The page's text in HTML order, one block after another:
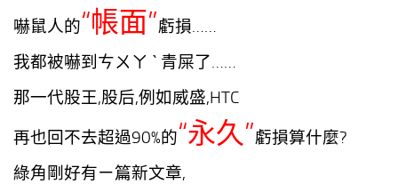
嚇鼠人的“帳面”虧損……
我都被嚇到ㄘㄨㄚ ˋ 青屎了……
那一代股王,股后,例如威盛,HTC
再也回不去超過90%的“永久”虧損算什麼?
綠角剛好有ㄧ篇新文章,